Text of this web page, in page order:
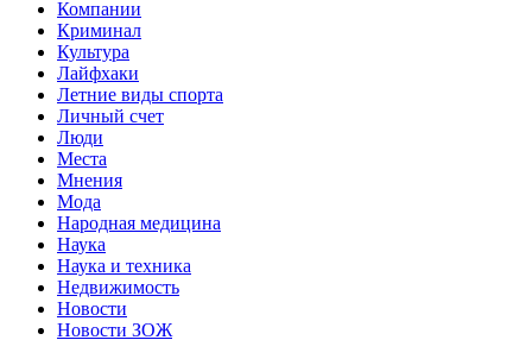
Компании
Криминал
Культура
Лайфхаки
Летние виды спорта
Личный счет
Люди
Места
Мнения
Мода
Народная медицина
Наука
Наука и техника
Недвижимость
Новости
Новости ЗОЖ